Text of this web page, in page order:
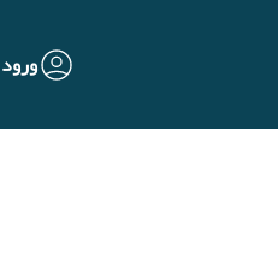
ورود